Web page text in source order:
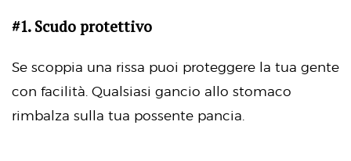
#1. Scudo protettivo
Se scoppia una rissa puoi proteggere la tua gente
con facilità. Qualsiasi gancio allo stomaco
rimbalza sulla tua possente pancia.